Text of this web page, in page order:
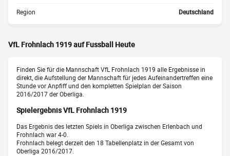
Region Deutschland
VfL Frohnlach 1919 auf Fussball Heute
Finden Sie für die Mannschaft VfL Frohnlach 1919 alle Ergebnisse in
direkt, die Aufstellung der Mannschaft für jedes Aufeinandertreffen eine
Stunde vor Anpfiff und den kompletten Spielplan der Saison
2016/2017 der Oberliga.
Spielergebnis VfL Frohnlach 1919
Das Ergebnis des letzten Spiels in Oberliga zwischen Erlenbach und
Frohnlach war 4-0.
Frohnlach belegt derzeit den 18 Tabellenplatz in der Gesamt von
Oberliga 2016/2017.